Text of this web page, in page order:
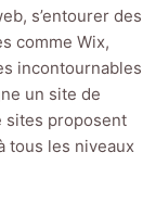
s’entourer des
comme Wix,
incontournables
un site de
sites proposent
tous les niveaux